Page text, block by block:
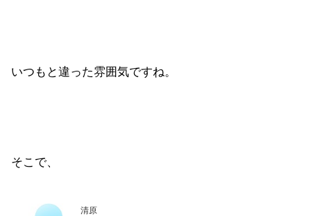
いつもと違った雰囲気ですね。
そこで、
清原